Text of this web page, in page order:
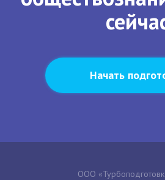
Начать
ООО